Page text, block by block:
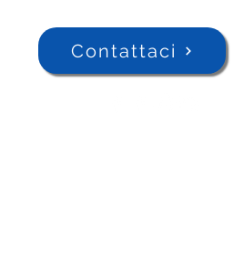
Contattaci